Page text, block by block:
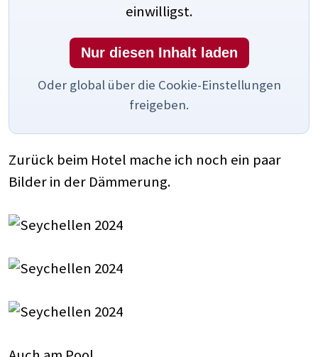
einwilligst.
Nur diesen Inhalt laden
Oder global über die Cookie-Einstellungen
freigeben.
Zurück beim Hotel mache ich noch ein paar
Bilder in der Dämmerung.